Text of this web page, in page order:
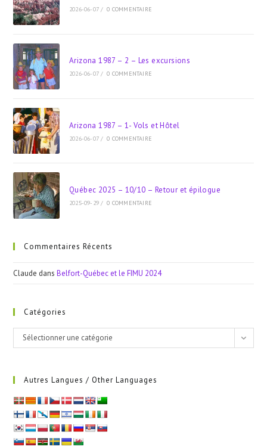
2026-06-07 / 0 COMMENTAIRE
Arizona 1987 – 2 – Les excursions
2026-06-07 / 0 COMMENTAIRE
Arizona 1987 – 1- Vols et Hôtel
2026-06-07 / 0 COMMENTAIRE
Québec 2025 – 10/10 – Retour et épilogue
2025-09-29 / 0 COMMENTAIRE
Commentaires Récents
Claude dansBelfort-Québec et le FIMU 2024
Catégories
Catégories
Sélectionner une catégorie
Autres Langues / Other Languages